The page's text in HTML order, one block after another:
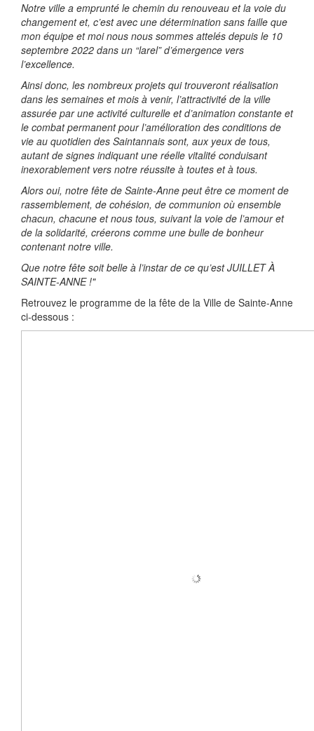
Notre ville a emprunté le chemin du renouveau et la voie du
changement et, c’est avec une détermination sans faille que
mon équipe et moi nous nous sommes attelés depuis le 10
septembre 2022 dans un “larel” d’émergence vers
l’excellence.
Ainsi donc, les nombreux projets qui trouveront réalisation
dans les semaines et mois à venir, l’attractivité de la ville
assurée par une activité culturelle et d’animation constante et
le combat permanent pour l’amélioration des conditions de
vie au quotidien des Saintannais sont, aux yeux de tous,
autant de signes indiquant une réelle vitalité conduisant
inexorablement vers notre réussite à toutes et à tous.
Alors oui, notre fête de Sainte-Anne peut être ce moment de
rassemblement, de cohésion, de communion où ensemble
chacun, chacune et nous tous, suivant la voie de l’amour et
de la solidarité, créerons comme une bulle de bonheur
contenant notre ville.
Que notre fête soit belle à l’instar de ce qu’est JUILLET À
SAINTE-ANNE !"
Retrouvez le programme de la fête de la Ville de Sainte-Anne
ci-dessous :